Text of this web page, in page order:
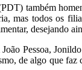
também
mas todos os
desejando
Pessoa,
de algo que